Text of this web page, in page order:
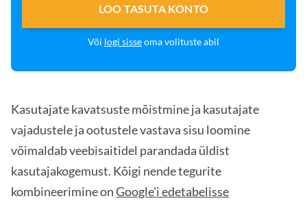
LOO TASUTA KONTO
Või logi sisseoma volituste abil
Kasutajate kavatsuste mõistmine ja kasutajate
vajadustele ja ootustele vastava sisu loomine
võimaldab veebisaitidel parandada üldist
kasutajakogemust. Kõigi nende tegurite
kombineerimine onGoogle'i edetabelisse